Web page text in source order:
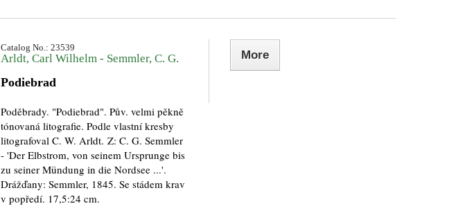
Catalog No.: 23539
Arldt, Carl Wilhelm - Semmler, C. G.
Podiebrad
Poděbrady. "Podiebrad". Pův. velmi pěkně
tónovaná litografie. Podle vlastní kresby
litografoval C. W. Arldt. Z: C. G. Semmler
- 'Der Elbstrom, von seinem Ursprunge bis
zu seiner Mündung in die Nordsee ...'.
Drážďany: Semmler, 1845. Se stádem krav
v popředí. 17,5:24 cm.
More